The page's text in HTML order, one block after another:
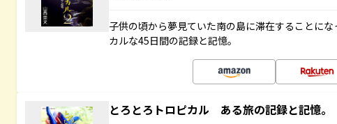
子供の頃から夢見ていた南の島に滞在することに
カルな45日間の記録と記憶。
とろとろトロピカル ある旅の記録と記憶